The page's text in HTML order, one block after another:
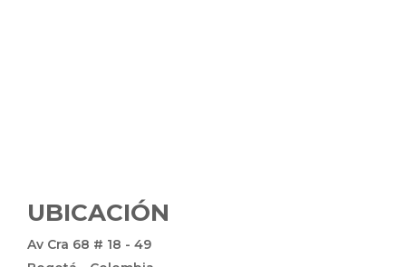
UBICACIÓN
Av Cra 68 # 18 - 49